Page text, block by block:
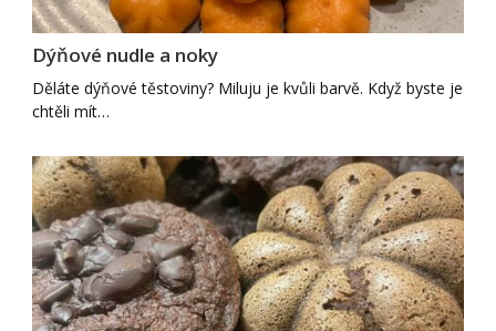
Dýňové nudle a noky
Děláte dýňové těstoviny? Miluju je kvůli barvě. Když byste je
chtěli mít…